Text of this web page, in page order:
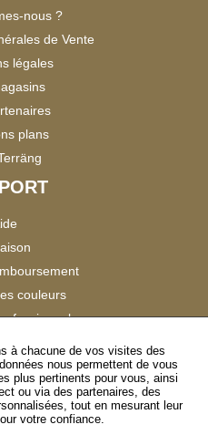
nous ?
de Vente
légales
plans
couleurs
Clients
NOUS
à chacune de vos visites des
nous permettent de vous
plus pertinents pour vous, ainsi
ou via des partenaires, des
tout en mesurant leur
votre confiance.